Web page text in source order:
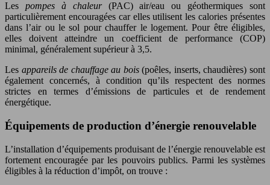
Les pompes à chaleur (PAC) air/eau ou géothermiques sont
particulièrement encouragées car elles utilisent les calories présentes
dans l’air ou le sol pour chauffer le logement. Pour être éligibles,
elles doivent atteindre un coefficient de performance (COP)
minimal, généralement supérieur à 3,5.
Les appareils de chauffage au bois(poêles, inserts, chaudières) sont
également concernés, à condition qu’ils respectent des normes
strictes en termes d’émissions de particules et de rendement
énergétique.
Équipements de production d’énergie renouvelable
L’installation d’équipements produisant de l’énergie renouvelable est
fortement encouragée par les pouvoirs publics. Parmi les systèmes
éligibles à la réduction d’impôt, on trouve :